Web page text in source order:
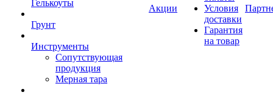
Гелькоуты
Грунт
Инструменты
Сопутствующая
продукция
Мерная тара
Акции
Условия
доставки
Гарантия
на товар